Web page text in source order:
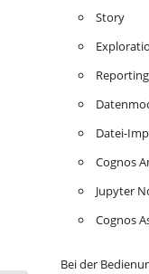
Story
Reporting
Datei-
Cognos
Jupyter
Cognos
Bei der